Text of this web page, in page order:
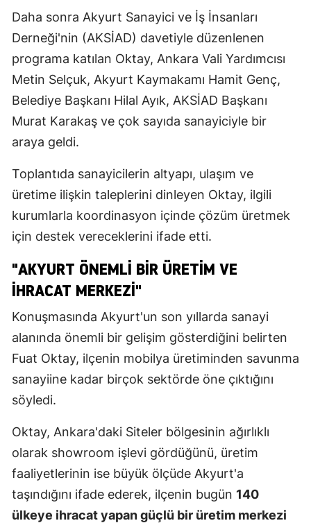
Daha sonra Akyurt Sanayici ve İş İnsanları
Derneği'nin (AKSİAD) davetiyle düzenlenen
programa katılan Oktay, Ankara Vali Yardımcısı
Metin Selçuk, Akyurt Kaymakamı Hamit Genç,
Belediye Başkanı Hilal Ayık, AKSİAD Başkanı
Murat Karakaş ve çok sayıda sanayiciyle bir
araya geldi.
Toplantıda sanayicilerin altyapı, ulaşım ve
üretime ilişkin taleplerini dinleyen Oktay, ilgili
kurumlarla koordinasyon içinde çözüm üretmek
için destek vereceklerini ifade etti.
"AKYURT ÖNEMLI BIR ÜRETIM VE
IHRACAT MERKEZI"
Konuşmasında Akyurt'un son yıllarda sanayi
alanında önemli bir gelişim gösterdiğini belirten
Fuat Oktay, ilçenin mobilya üretiminden savunma
sanayiine kadar birçok sektörde öne çıktığını
söyledi.
Oktay, Ankara'daki Siteler bölgesinin ağırlıklı
olarak showroom işlevi gördüğünü, üretim
faaliyetlerinin ise büyük ölçüde Akyurt'a
taşındığını ifade ederek, ilçenin bugün 140
ülkeye ihracat yapan güçlü bir üretim merkezi